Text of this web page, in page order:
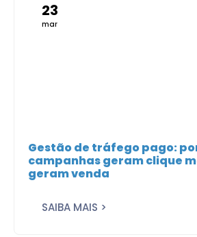
23
mar
Gestão de tráfego pago:
campanhas geram clique
geram venda
SAIBA MAIS >